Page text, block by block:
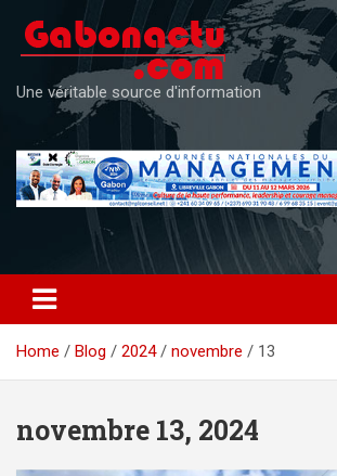
content
Une véritable source d'information
Home Blog 2024 novembre 13
novembre 13, 2024